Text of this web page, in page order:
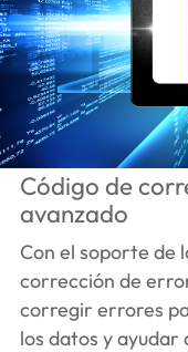
Código de
avanzado
Con el soporte de
corrección de
corregir errores
los datos y ayudar